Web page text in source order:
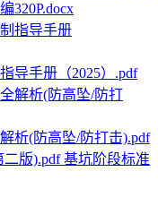
320P.docx
导手册（2025）.pdf
析(防高坠/防打击).pdf
基坑阶段标准